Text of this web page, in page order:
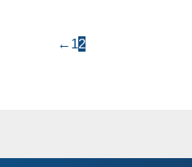
← 12